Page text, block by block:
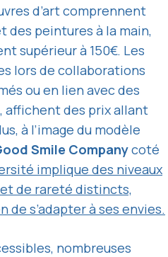
d’art comprennent
des peintures à la main,
supérieur à 150€. Les
lors de collaborations
ou en lien avec des
affichent des prix allant
à l’image du modèle
Smile Companycoté
implique des niveaux
de rareté distincts,
de s’adapter à ses envies.
nombreuses